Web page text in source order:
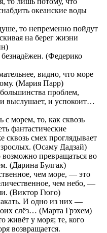
океанские воды
то непременно пойдут
на берег жизни
(Федерико
видно, что море
(Мария Парр)
проблем,
выслушает, и успокоит…
с морем, то, как сквозь
фантастические
сквозь смех проглядывает
(Осаму Дадзай)
возможно превращаться во
(Дарина Булгак)
чем море, — это
чем небо, —
(Виктор Гюго)
И одно из них —
слёз… (Марта Грэхем)
живёт у моря; те, кого
возвращается.